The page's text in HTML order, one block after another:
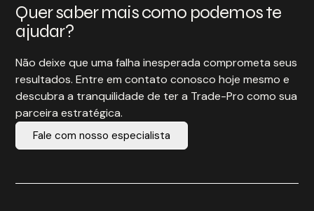
Quer saber mais como podemos te
ajudar?
Não deixe que uma falha inesperada comprometa seus
resultados. Entre em contato conosco hoje mesmo e
descubra a tranquilidade de ter a Trade-Pro como sua
parceira estratégica.
Fale com nosso especialista